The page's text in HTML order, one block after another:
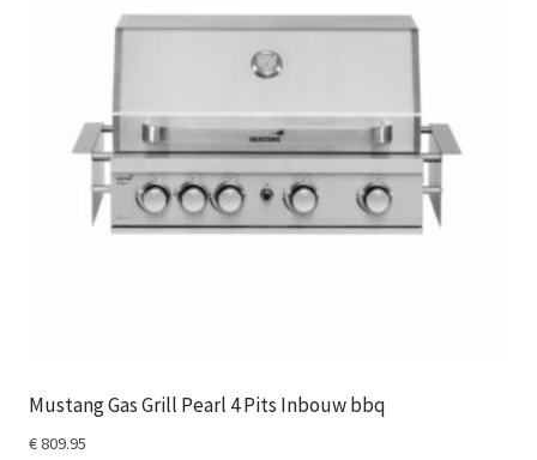
Mustang Gas Grill Pearl 4 Pits Inbouw bbq
€809.95